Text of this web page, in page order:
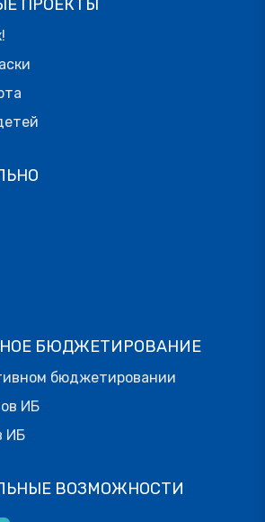
ПРОЕКТЫ
БЮДЖЕТИРОВАНИЕ
бюджетировании
ИБ
ИБ
ВОЗМОЖНОСТИ